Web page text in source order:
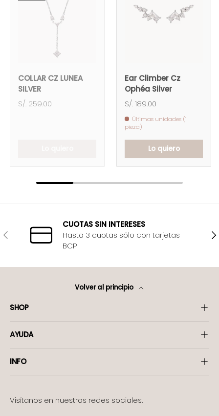
COLLAR CZ LUNEA
SILVER
S/. 259.00
Ear Climber Cz
Ophéa Silver
S/. 189.00
Últimas unidades (1
pieza)
Lo quiero
Anterior
CUOTAS SIN INTERESES
Hasta 3 cuotas sólo con tarjetas
BCP
Volver al principio
SHOP
AYUDA
INFO
Visítanos en nuestras redes sociales.